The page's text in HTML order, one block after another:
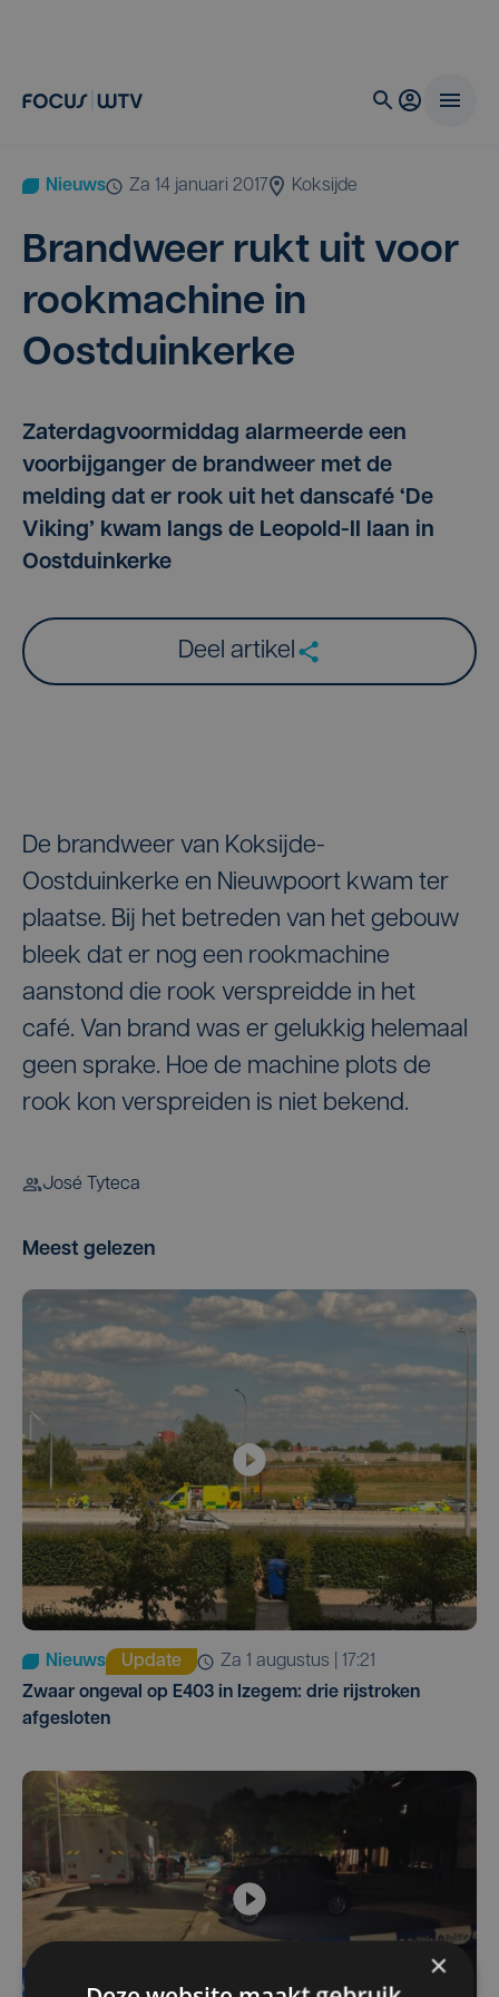
Nieuws za 14 januari 2017 Koksijde
Brand­weer rukt uit voor
rook­ma­chi­ne in
Oostduinkerke
Zaterdagvoormiddag alarmeerde een
voorbijganger de brandweer met de
melding dat er rook uit het danscafé ‘De
Viking’ kwam langs de Leopold-II laan in
Oostduinkerke
Deel artikel
De brandweer van Koksijde-
Oostduinkerke en Nieuwpoort kwam ter
plaatse. Bij het betreden van het gebouw
bleek dat er nog een rookmachine
aanstond die rook verspreidde in het
café. Van brand was er gelukkig helemaal
geen sprake. Hoe de machine plots de
rook kon verspreiden is niet bekend.
José Tyteca
Meest gelezen
Nieuws Update
za 1 augustus | 17:21
Zwaar ongeval op E403 in Izegem: drie rijstroken
afgesloten
×